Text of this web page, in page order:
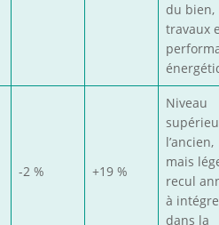
du bien,
travaux
-2 % +19 %
Niveau
l’ancien,
mais
recul
à
dans la